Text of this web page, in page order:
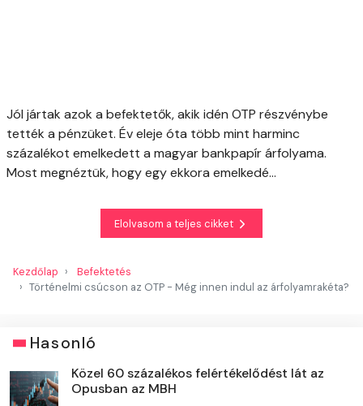
Jól jártak azok a befektetők, akik idén OTP részvénybe
tették a pénzüket. Év eleje óta több mint harminc
százalékot emelkedett a magyar bankpapír árfolyama.
Most megnéztük, hogy egy ekkora emelkedé...
Elolvasom a teljes cikket
Kezdőlap
Befektetés
Történelmi csúcson az OTP - Még innen indul az árfolyamrakéta?
Hasonló
Közel 60 százalékos felértékelődést lát az
Opusban az MBH